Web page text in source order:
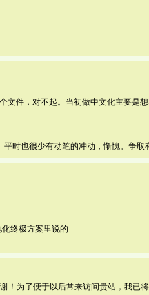
文件，对不起。当初做中文化主要是
时也很少有动笔的冲动，惭愧。争取
终极方案里说的
！为了便于以后常来访问贵站，我已